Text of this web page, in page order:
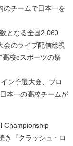
のチームで日本一を
となる全国2,060
会のライブ配信総視
高校eスポーツの祭
ン予選大会、ブロ
本一の高校チームが
Championship
き『クラッシュ・ロ